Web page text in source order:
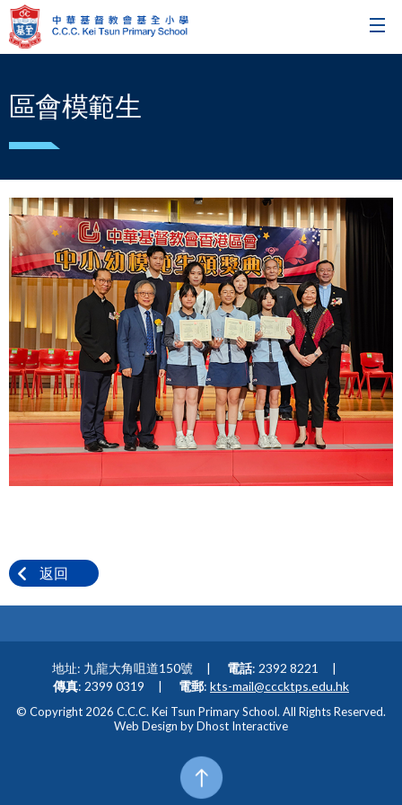
區會模範生
返回
地址: 九龍大角咀道150號 電話: 2392 8221
傳真: 2399 0319 電郵: kts-mail@cccktps.edu.hk
© Copyright 2026 C.C.C. Kei Tsun Primary School. All Rights Reserved.
Web Design byDhost Interactive